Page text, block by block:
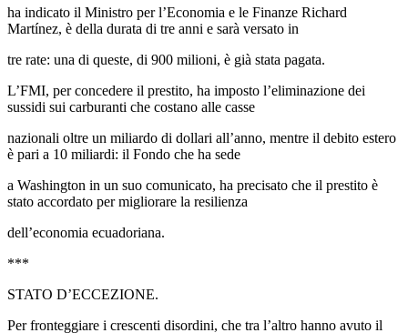
ha indicato il Ministro per l’Economia e le Finanze Richard
Martínez, è della durata di tre anni e sarà versato in
tre rate: una di queste, di 900 milioni, è già stata pagata.
L’FMI, per concedere il prestito, ha imposto l’eliminazione dei
sussidi sui carburanti che costano alle casse
nazionali oltre un miliardo di dollari all’anno, mentre il debito estero
è pari a 10 miliardi: il Fondo che ha sede
a Washington in un suo comunicato, ha precisato che il prestito è
stato accordato per migliorare la resilienza
dell’economia ecuadoriana.
***
STATO D’ECCEZIONE.
Per fronteggiare i crescenti disordini, che tra l’altro hanno avuto il